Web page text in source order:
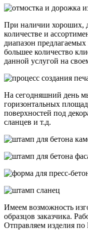
При наличии хороших,
количестве и
диапазон
большее количество
данной услугой на
На сегодняшний день
горизонтальных
поверхностей под
сланцев и т.д.
Имеем возможность
образцов заказчика.
Отправляем изделия